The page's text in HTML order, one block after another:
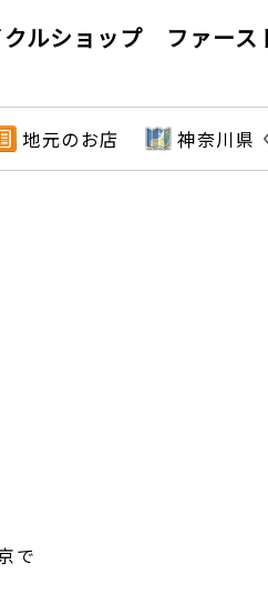
ルショップ ファース
地元のお店 神奈川県
で